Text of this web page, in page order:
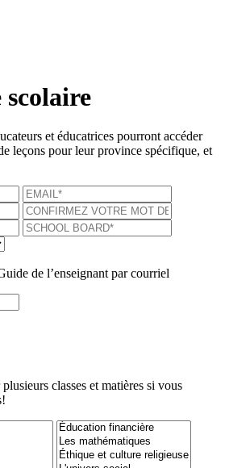
et éducatrices pourront accéder
leçons pour leur province spécifique, et
de l’enseignant par courriel
classes et matières si vous